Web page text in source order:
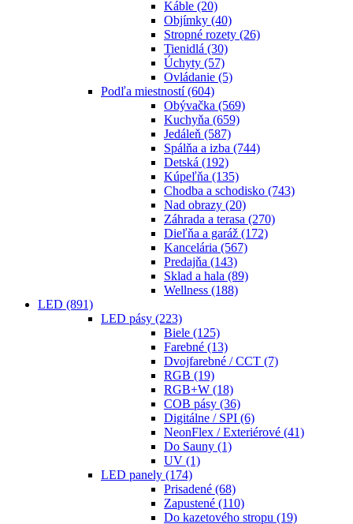
Káble (20)
Objímky (40)
Stropné rozety (26)
Tienidlá (30)
Úchyty (57)
Ovládanie (5)
Podľa miestností(604)
Obývačka (569)
Kuchyňa (659)
Jedáleň (587)
Spálňa a izba (744)
Detská (192)
Kúpeľňa (135)
Chodba a schodisko (743)
Nad obrazy (20)
Záhrada a terasa (270)
Dieľňa a garáž (172)
Kancelária (567)
Predajňa (143)
Sklad a hala (89)
Wellness (188)
LED (891)
LED pásy (223)
Biele (125)
Farebné (13)
Dvojfarebné / CCT (7)
RGB (19)
RGB+W (18)
COB pásy (36)
Digitálne / SPI (6)
NeonFlex / Exteriérové (41)
Do Sauny (1)
UV (1)
LED panely (174)
Prisadené (68)
Zapustené (110)
Do kazetového stropu (19)